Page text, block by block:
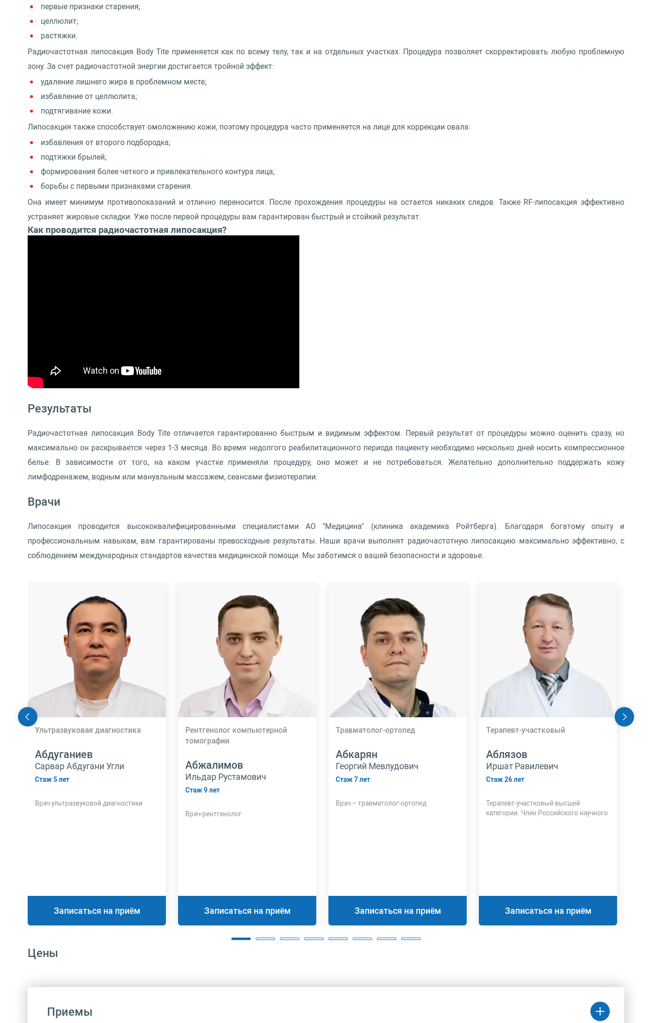
первые признаки старения;
целлюлит;
растяжки.
Радиочастотная липосакция Body Tite применяется как по всему телу, так и на отдельных участках. Процедура позволяет скорректировать любую проблемную
зону. За счет радиочастотной энергии достигается тройной эффект:
удаление лишнего жира в проблемном месте;
избавление от целлюлита;
подтягивание кожи.
Липосакция также способствует омоложению кожи, поэтому процедура часто применяется на лице для коррекции овала:
избавления от второго подбородка;
подтяжки брылей;
формирования более четкого и привлекательного контура лица;
борьбы с первыми признаками старения.
Она имеет минимум противопоказаний и отлично переносится. После прохождения процедуры на остается никаких следов. Также RF-липосакция эффективно
устраняет жировые складки. Уже после первой процедуры вам гарантирован быстрый и стойкий результат.
Как проводится радиочастотная липосакция?
Результаты
Радиочастотная липосакция Body Tite отличается гарантированно быстрым и видимым эффектом. Первый результат от процедуры можно оценить сразу, но
максимально он раскрывается через 1-3 месяца. Во время недолгого реабилитационного периода пациенту необходимо несколько дней носить компрессионное
белье. В зависимости от того, на каком участке применяли процедуру, оно может и не потребоваться. Желательно дополнительно поддержать кожу
лимфодренажем, водным или мануальным массажем, сеансами физиотерапии.
Врачи
Липосакция проводится высококвалифицированными специалистами АО "Медицина" (клиника академика Ройтберга). Благодаря богатому опыту и
профессиональным навыкам, вам гарантированы превосходные результаты. Наши врачи выполнят радиочастотную липосакцию максимально эффективно, с
соблюдением международных стандартов качества медицинской помощи. Мы заботимся о вашей безопасности и здоровье.
Ультразвуковая диагностика
Абдуганиев
Сарвар Абдугани Угли
Стаж 5 лет
Врач ультразвуковой диагностики
Записаться на приём
Рентгенолог компьютерной
томографии
Абжалимов
Ильдар Рустамович
Стаж 9 лет
Врач-рентгенолог
Записаться на приём
Травматолог-ортопед
Абкарян
Георгий Мевлудович
Стаж 7 лет
Врач – травматолог-ортопед
Записаться на приём
Терапевт-участковый
Аблязов
Иршат Равилевич
Стаж 26 лет
Терапевт-участковый высшей
категории. Член Российского научного
медицинского общества терапевтов.
Записаться на приём
Цены
Приемы